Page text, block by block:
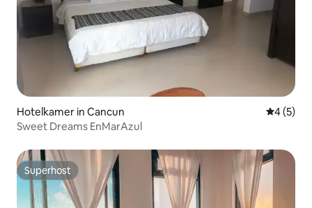
Hotelkamer in Cancun
4 (5)
Sweet Dreams EnMarAzul
Superhost
Superhost